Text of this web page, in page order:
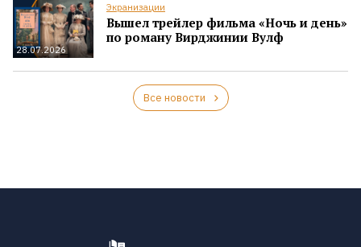
28.07.2026
Экранизации
Вышел трейлер фильма «Ночь и день»
по роману Вирджинии Вулф
Все новости